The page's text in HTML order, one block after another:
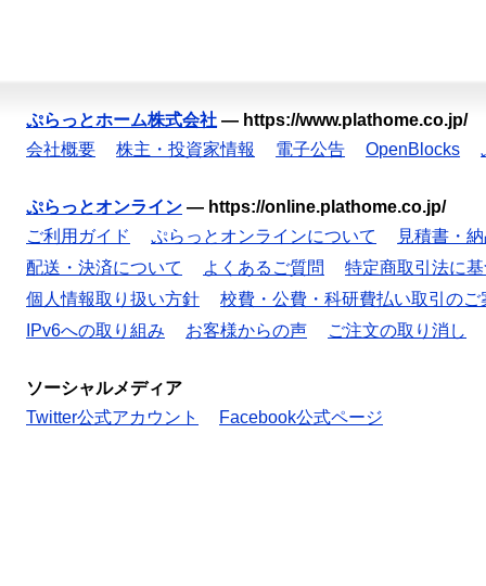
ぷらっとホーム株式会社 — https://www.plathome.co.jp/
会社概要
株主・投資家情報 電子公告 OpenBlocks
ぷらっとオンライン — https://online.plathome.co.jp/
ご利用ガイド
ぷらっとオンラインについて
見積書・
配送・決済について
よくあるご質問
特定商取引法に
個人情報取り扱い方針
校費・公費・科研費払い取引のご
IPv6への取り組み
お客様からの声 ご注文の取り消し
ソーシャルメディア
Twitter公式アカウント
Facebook公式ページ